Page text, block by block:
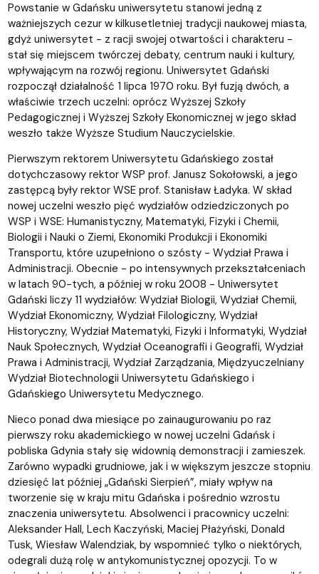
Powstanie w Gdańsku uniwersytetu stanowi jedną z
ważniejszych cezur w kilkusetletniej tradycji naukowej miasta,
gdyż uniwersytet - z racji swojej otwartości i charakteru -
stał się miejscem twórczej debaty, centrum nauki i kultury,
wpływającym na rozwój regionu. Uniwersytet Gdański
rozpoczął działalność 1 lipca 1970 roku. Był fuzją dwóch, a
właściwie trzech uczelni: oprócz Wyższej Szkoły
Pedagogicznej i Wyższej Szkoły Ekonomicznej w jego skład
weszło także Wyższe Studium Nauczycielskie.
Pierwszym rektorem Uniwersytetu Gdańskiego został
dotychczasowy rektor WSP prof. Janusz Sokołowski, a jego
zastępcą były rektor WSE prof. Stanisław Ładyka. W skład
nowej uczelni weszło pięć wydziałów odziedziczonych po
WSP i WSE: Humanistyczny, Matematyki, Fizyki i Chemii,
Biologii i Nauki o Ziemi, Ekonomiki Produkcji i Ekonomiki
Transportu, które uzupełniono o szósty - Wydział Prawa i
Administracji. Obecnie - po intensywnych przekształceniach
w latach 90-tych, a później w roku 2008 - Uniwersytet
Gdański liczy 11 wydziałów: Wydział Biologii, Wydział Chemii,
Wydział Ekonomiczny, Wydział Filologiczny, Wydział
Historyczny, Wydział Matematyki, Fizyki i Informatyki, Wydział
Nauk Społecznych, Wydział Oceanografii i Geografii, Wydział
Prawa i Administracji, Wydział Zarządzania, Międzyuczelniany
Wydział Biotechnologii Uniwersytetu Gdańskiego i
Gdańskiego Uniwersytetu Medycznego.
Nieco ponad dwa miesiące po zainaugurowaniu po raz
pierwszy roku akademickiego w nowej uczelni Gdańsk i
pobliska Gdynia stały się widownią demonstracji i zamieszek.
Zarówno wypadki grudniowe, jak i w większym jeszcze stopniu
dziesięć lat później „Gdański Sierpień”, miały wpływ na
tworzenie się w kraju mitu Gdańska i pośrednio wzrostu
znaczenia uniwersytetu. Absolwenci i pracownicy uczelni:
Aleksander Hall, Lech Kaczyński, Maciej Płażyński, Donald
Tusk, Wiesław Walendziak, by wspomnieć tylko o niektórych,
odegrali dużą rolę w antykomunistycznej opozycji. To w